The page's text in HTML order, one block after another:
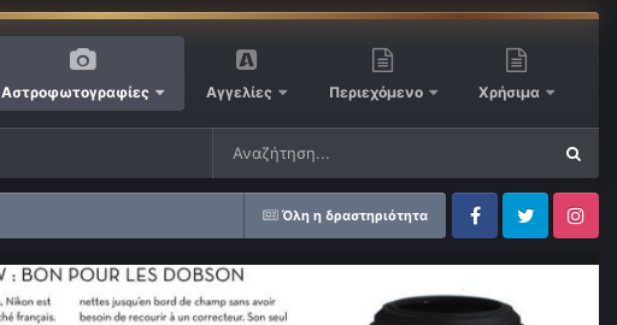
Αστροφωτογραφίες Αγγελίες Περιεχόμενο Χρήσιμα
Όλη η δραστηριότητα
FacebookTwitter Instagram